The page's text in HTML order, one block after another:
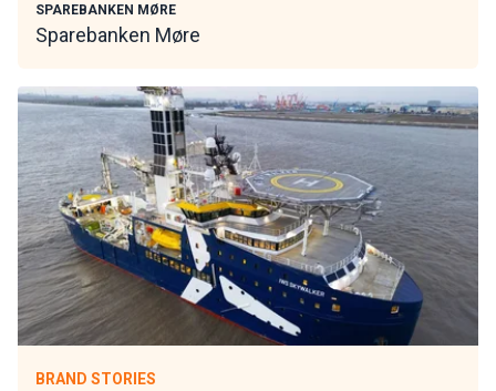
SPAREBANKEN MØRE
Sparebanken Møre
BRAND STORIES